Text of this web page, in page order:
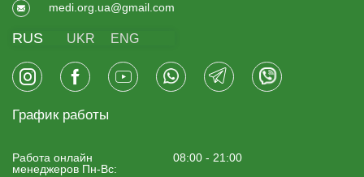
medi.org.ua@gmail.com
RUS UKR ENG
График работы
Работа онлайн
менеджеров Пн-Вс:
08:00 - 21:00